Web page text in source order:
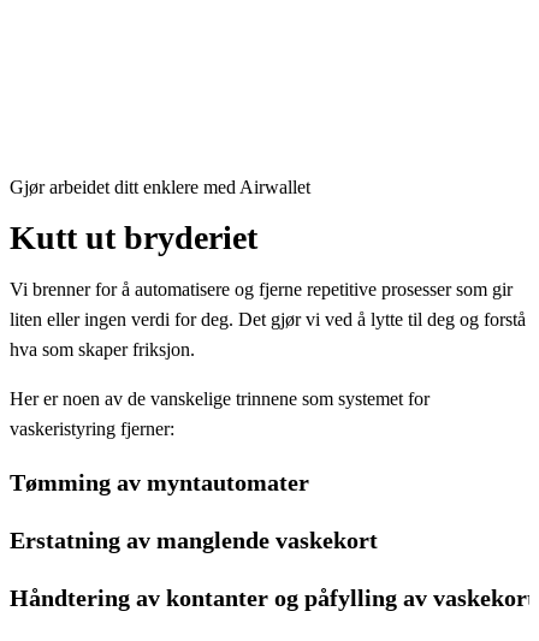
Gjør arbeidet ditt enklere med Airwallet
Kutt ut bryderiet
Vi brenner for å automatisere og fjerne repetitive prosesser som gir
liten eller ingen verdi for deg. Det gjør vi ved å lytte til deg og forstå
hva som skaper friksjon.
Her er noen av de vanskelige trinnene som systemet for
vaskeristyring fjerner:
Tømming av myntautomater
Erstatning av manglende vaskekort
Håndtering av kontanter og påfylling av vaskekort